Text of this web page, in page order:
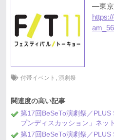
―東京
付帯イベント , 演劇祭
関連度の高い記事
第17回BeSeTo演劇祭／
プンディスカッション」ネッ
第17回BeSeTo演劇祭／